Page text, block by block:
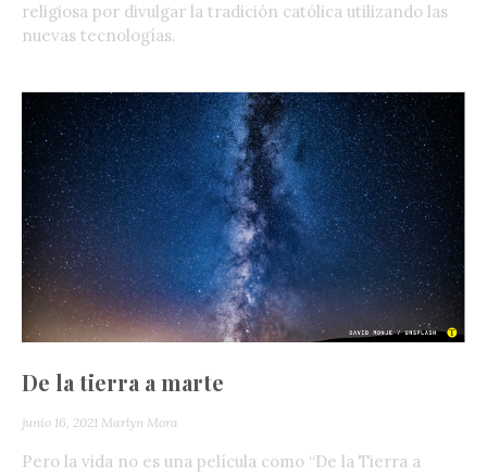
religiosa por divulgar la tradición católica utilizando las
nuevas tecnologías.
De la tierra a marte
junio 16, 2021 Marlyn Mora
Pero la vida no es una película como “De la Tierra a